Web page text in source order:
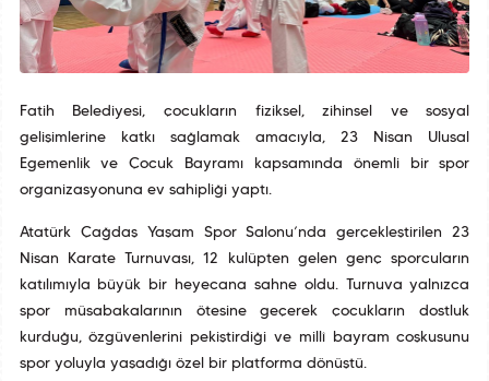
Fatih Belediyesi, çocukların fiziksel, zihinsel ve sosyal
gelişimlerine katkı sağlamak amacıyla, 23 Nisan Ulusal
Egemenlik ve Çocuk Bayramı kapsamında önemli bir spor
organizasyonuna ev sahipliği yaptı.
Atatürk Çağdaş Yaşam Spor Salonu’nda gerçekleştirilen 23
Nisan Karate Turnuvası, 12 kulüpten gelen genç sporcuların
katılımıyla büyük bir heyecana sahne oldu. Turnuva yalnızca
spor müsabakalarının ötesine geçerek çocukların dostluk
kurduğu, özgüvenlerini pekiştirdiği ve millî bayram coşkusunu
spor yoluyla yaşadığı özel bir platforma dönüştü.